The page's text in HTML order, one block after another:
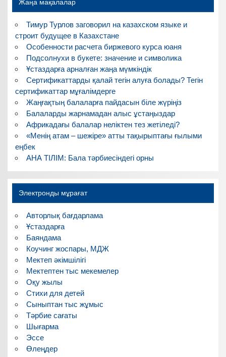
Жаңа мақалалар
Тимур Турлов заговорил на казахском языке и
строит будущее в Казахстане
Особенности расчета биржевого курса юаня
Подсолнухи в букете: значение и символика
Ұстаздарға арналған жаңа мүмкіндік
Сертификаттарды қалай тегін алуға болады? Тегін
сертификаттар мұғалімдерге
Жаңғақтың балаларға пайдасын біле жүріңіз
Балаларды жарнамадан алыс ұстаңыздар
Африкадағы балалар неліктен тез жетіледі?
«Менің атам – шежіре» атты тақырыптағы ғылыми
еңбек
АНА ТІЛІМ: Бала тәрбиесіндегі орны
Электронды мұрағат
Авторлық бағдарлама
Ұстаздарға
Баяндама
Коучинг жоспары, МДЖ
Мектеп әкімшілігі
Мектептен тыс мекемелер
Оқу жылы
Стихи для детей
Сыныптан тыс жұмыс
Тәрбие сағаты
Шығарма
Эссе
Өлеңдер